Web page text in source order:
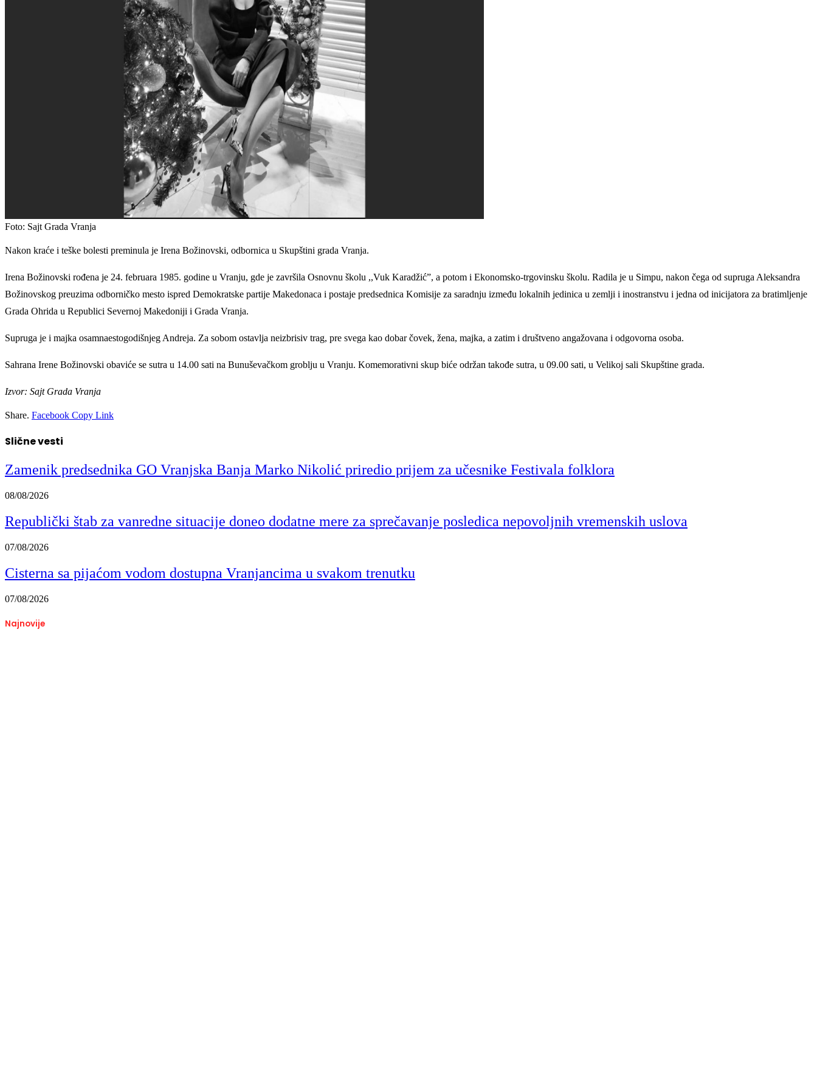
Foto: Sajt Grada Vranja
Nakon kraće i teške bolesti preminula je Irena Božinovski, odbornica u Skupštini grada Vranja.
Irena Božinovski rođena je 24. februara 1985. godine u Vranju, gde je završila Osnovnu školu ,,Vuk Karadžić”, a potom i Ekonomsko-trgovinsku školu. Radila je u Simpu, nakon čega od supruga Aleksandra
Božinovskog preuzima odborničko mesto ispred Demokratske partije Makedonaca i postaje predsednica Komisije za saradnju između lokalnih jedinica u zemlji i inostranstvu i jedna od inicijatora za bratimljenje
Grada Ohrida u Republici Severnoj Makedoniji i Grada Vranja.
Supruga je i majka osamnaestogodišnjeg Andreja. Za sobom ostavlja neizbrisiv trag, pre svega kao dobar čovek, žena, majka, a zatim i društveno angažovana i odgovorna osoba.
Sahrana Irene Božinovski obaviće se sutra u 14.00 sati na Bunuševačkom groblju u Vranju. Komemorativni skup biće održan takođe sutra, u 09.00 sati, u Velikoj sali Skupštine grada.
Izvor: Sajt Grada Vranja
Share. Facebook Copy Link
Slične vesti
Zamenik predsednika GO Vranjska Banja Marko Nikolić priredio prijem za učesnike Festivala folklora
08/08/2026
Republički štab za vanredne situacije doneo dodatne mere za sprečavanje posledica nepovoljnih vremenskih uslova
07/08/2026
Cisterna sa pijaćom vodom dostupna Vranjancima u svakom trenutku
07/08/2026
Najnovije